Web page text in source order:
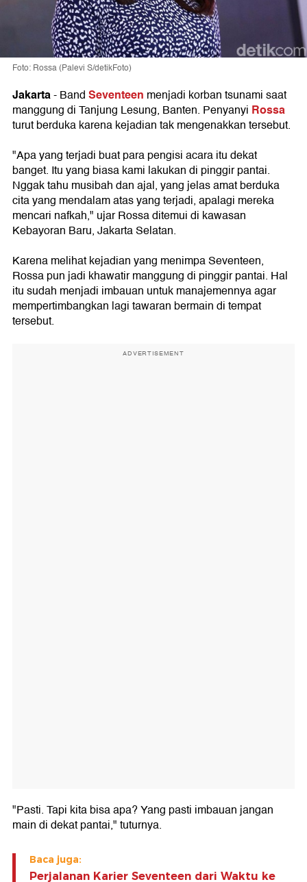
Foto: Rossa (Palevi S/detikFoto)
Jakarta- BandSeventeen menjadi korban tsunami saat
manggung di Tanjung Lesung, Banten. Penyanyi Rossa
turut berduka karena kejadian tak mengenakkan tersebut.
"Apa yang terjadi buat para pengisi acara itu dekat
banget. Itu yang biasa kami lakukan di pinggir pantai.
Nggak tahu musibah dan ajal, yang jelas amat berduka
cita yang mendalam atas yang terjadi, apalagi mereka
mencari nafkah," ujar Rossa ditemui di kawasan
Kebayoran Baru, Jakarta Selatan.
Karena melihat kejadian yang menimpa Seventeen,
Rossa pun jadi khawatir manggung di pinggir pantai. Hal
itu sudah menjadi imbauan untuk manajemennya agar
mempertimbangkan lagi tawaran bermain di tempat
tersebut.
ADVERTISEMENT
"Pasti. Tapi kita bisa apa? Yang pasti imbauan jangan
main di dekat pantai," tuturnya.
Baca juga:
Perjalanan Karier Seventeen dari Waktu ke